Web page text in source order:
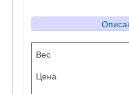
Вес
Цена